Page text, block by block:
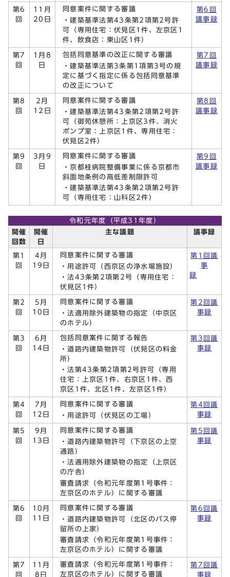
第6
回
11月
20日
同意案件に関する審議
・建築基準法第43条第2項第2号許
可（専用住宅：伏見区1件、左京区1
件、飲食店：東山区1件）
第6回
議事録
第7
回
1月8
日
包括同意基準の改正に関する審議
・建築基準法第3条第1項第3号の規
定に基づく指定に係る包括同意基準
の改正について
第7回
議事録
第8
回
2月
12日
同意案件に関する審議
・建築基準法第43条第2項第2号許
可（御苑休憩所：上京区3件、消火
ポンプ室：上京区1件、専用住宅：
伏見区2件）
第8回
議事録
第9
回
3月9
日
同意案件に関する審議
・京都桂病院整備事業に係る京都市
斜面地条例の高低差制限許可
・建築基準法第43条第2項第2号許
可（専用住宅：山科区2件）
第9回
議事録
令和元年度（平成31年度）
開催
回数
開催
日
主な議題 議事録
第1
回
4月
19日
同意案件に関する審議
・用途許可（西京区の浄水場施設）
・法43条第2項第2号（専用住宅：
伏見区1件）
第1回議
事
録
第2
回
5月
10日
同意案件に関する審議
・法適用除外建築物の指定（中京区
のホテル）
第2回議
事録
第3
回
6月
14日
包括同意案件に関する報告
・道路内建築物許可（伏見区の料金
所）
・法第43条第2項第2号許可（専用
住宅：上京区1件、右京区1件、西
京区1件、北区1件、左京区1件）
第3回議
事録
第4
回
7月
12日
同意案件に関する審議
・用途許可（伏見区の工場）
第4回議
事録
第5
回
9月
13日
同意案件に関する審議
・道路内建築物許可（下京区の上空
通路）
・法適用除外建築物の指定（上京区
の庁舎）
審査請求（令和元年度第1号事件：
左京区のホテル）に関する審議
第5回議
事録
第6
回
10月
11日
同意案件に関する審議
・道路内建築物許可（北区のバス停
留所の上家）
審査請求（令和元年度第1号事件：
左京区のホテル）に関する審議
第6回議
事録
第7
回
11月
8日
審査請求（令和元年度第1号事件：
左京区のホテル）に関する審議
第7回議
事録